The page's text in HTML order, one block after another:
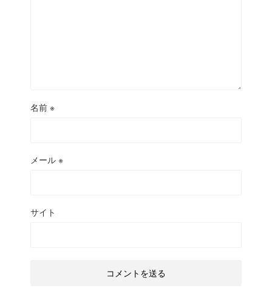
名前 ※
メール ※
サイト